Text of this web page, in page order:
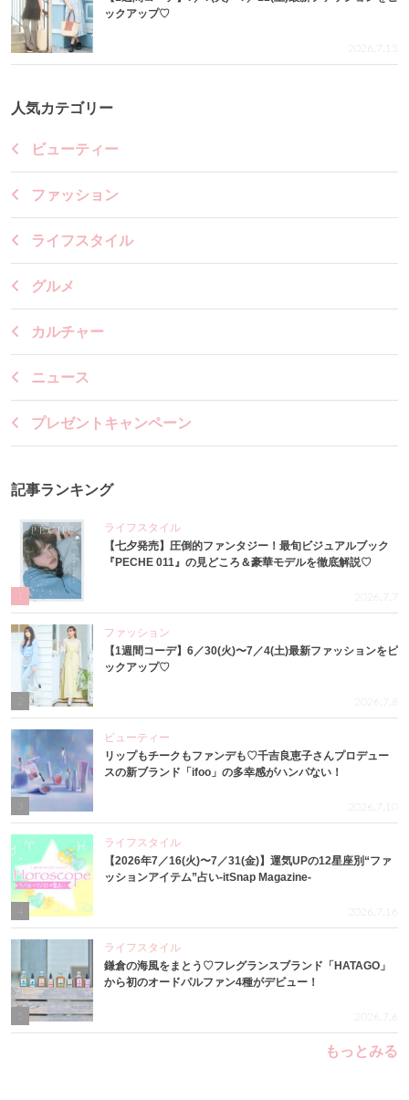
ックアップ♡
2026.7.15
人気カテゴリー
ビューティー
ファッション
ライフスタイル
グルメ
カルチャー
ニュース
プレゼントキャンペーン
記事ランキング
ライフスタイル
【七夕発売】圧倒的ファンタジー！最旬ビジュアルブック
『PECHE 011』の見どころ＆豪華モデルを徹底解説♡
2026.7.7
ファッション
【1週間コーデ】6／30(火)〜7／4(土)最新ファッションをピ
ックアップ♡
2026.7.8
3
ビューティー
リップもチークもファンデも♡千吉良恵子さんプロデュー
スの新ブランド「ifoo」の多幸感がハンパない！
2026.7.10
4
ライフスタイル
【2026年7／16(火)〜7／31(金)】運気UPの12星座別“ファ
ッションアイテム”占い-itSnap Magazine-
2026.7.16
ライフスタイル
鎌倉の海風をまとう♡フレグランスブランド「HATAGO」
から初のオードパルファン4種がデビュー！
2026.7.6
もっとみる